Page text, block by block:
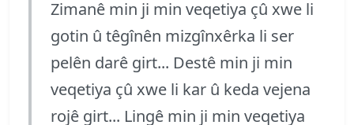
Zimanê min ji min veqetiya çû xwe li
gotin û têgînên mizgînxêrka li ser
pelên darê girt... Destê min ji min
veqetiya çû xwe li kar û keda vejena
rojê girt... Lingê min ji min veqetiya